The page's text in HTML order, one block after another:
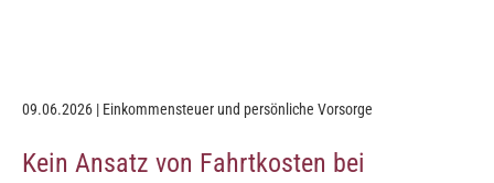
09.06.2026 | Einkommensteuer und persönliche Vorsorge
Kein Ansatz von Fahrtkosten bei